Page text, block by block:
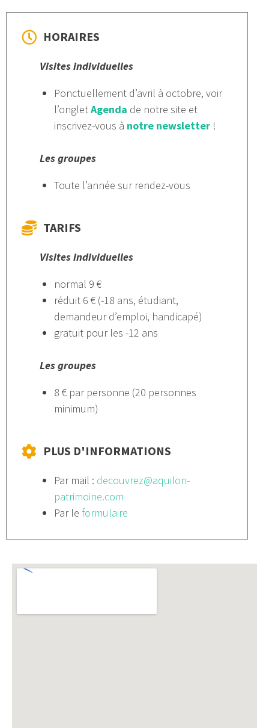
HORAIRES
Visites individuelles
Ponctuellement d’avril à octobre, voir
l’ongletAgenda de notre site et
inscrivez-vous à notre newsletter !
Les groupes
Toute l’année sur rendez-vous
TARIFS
Visites individuelles
normal 9 €
réduit 6 € (-18 ans, étudiant,
demandeur d’emploi, handicapé)
gratuit pour les -12 ans
Les groupes
8 € par personne (20 personnes
minimum)
PLUS D'INFORMATIONS
Par mail : decouvrez@aquilon-
patrimoine.com
Par le formulaire